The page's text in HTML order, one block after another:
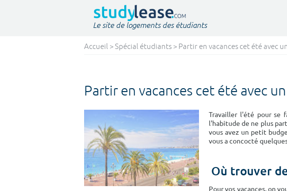
Le site de logements des étudiants
Accueil >Spécial étudiants > Partir en vacances cet été avec
Partir en vacances cet été avec
Travailler l'été pour se
l'habitude de ne plus
vous avez un petit
vous a concocté
Où trouver
Pour vos vacances, on